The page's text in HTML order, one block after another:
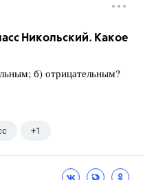
Никольский. Какое
б) отрицательным?
+1